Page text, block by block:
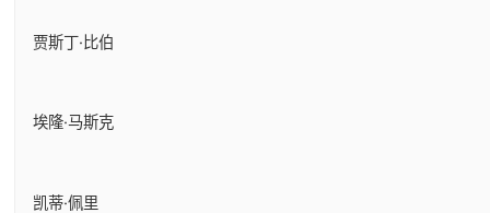
贾斯丁·比伯
埃隆·马斯克
凯蒂·佩里